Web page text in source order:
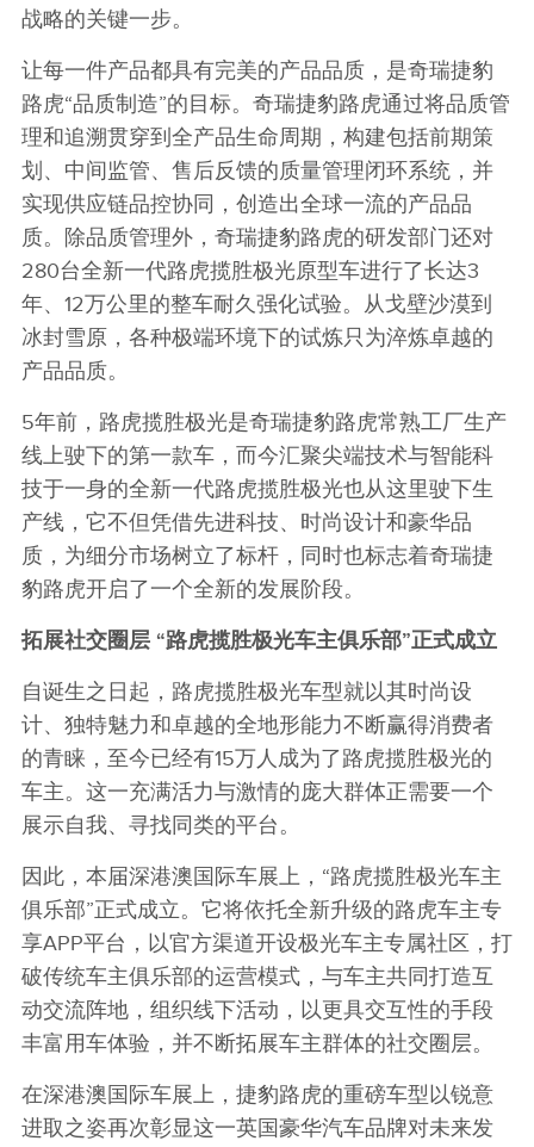
战略的关键一步。
让每一件产品都具有完美的产品品质，是奇瑞捷豹
路虎“品质制造”的目标。奇瑞捷豹路虎通过将品质管
理和追溯贯穿到全产品生命周期，构建包括前期策
划、中间监管、售后反馈的质量管理闭环系统，并
实现供应链品控协同，创造出全球一流的产品品
质。除品质管理外，奇瑞捷豹路虎的研发部门还对
280台全新一代路虎揽胜极光原型车进行了长达3
年、12万公里的整车耐久强化试验。从戈壁沙漠到
冰封雪原，各种极端环境下的试炼只为淬炼卓越的
产品品质。
5年前，路虎揽胜极光是奇瑞捷豹路虎常熟工厂生产
线上驶下的第一款车，而今汇聚尖端技术与智能科
技于一身的全新一代路虎揽胜极光也从这里驶下生
产线，它不但凭借先进科技、时尚设计和豪华品
质，为细分市场树立了标杆，同时也标志着奇瑞捷
豹路虎开启了一个全新的发展阶段。
拓展社交圈层 “路虎揽胜极光车主俱乐部”正式成立
自诞生之日起，路虎揽胜极光车型就以其时尚设
计、独特魅力和卓越的全地形能力不断赢得消费者
的青睐，至今已经有15万人成为了路虎揽胜极光的
车主。这一充满活力与激情的庞大群体正需要一个
展示自我、寻找同类的平台。
因此，本届深港澳国际车展上，“路虎揽胜极光车主
俱乐部”正式成立。它将依托全新升级的路虎车主专
享APP平台，以官方渠道开设极光车主专属社区，打
破传统车主俱乐部的运营模式，与车主共同打造互
动交流阵地，组织线下活动，以更具交互性的手段
丰富用车体验，并不断拓展车主群体的社交圈层。
在深港澳国际车展上，捷豹路虎的重磅车型以锐意
进取之姿再次彰显这一英国豪华汽车品牌对未来发